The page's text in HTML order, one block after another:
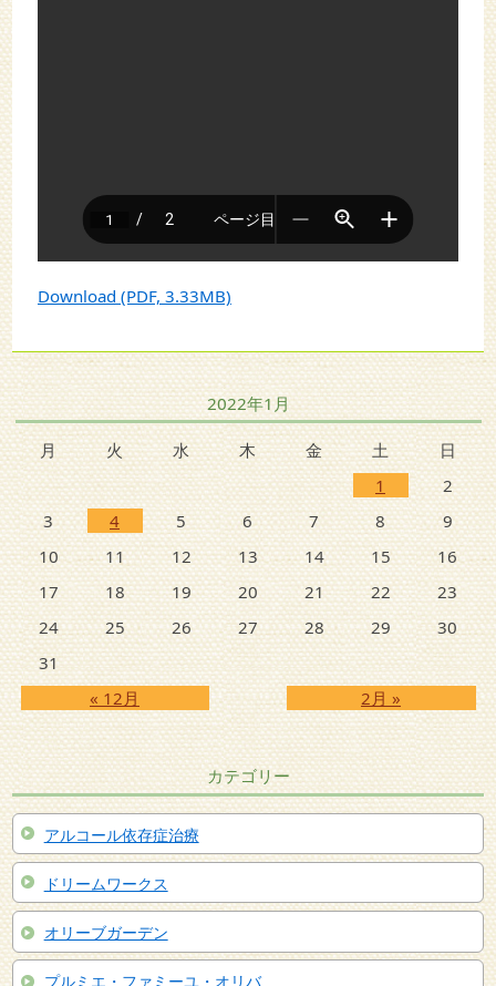
Download (PDF, 3.33MB)
2022年1月
月 火 水 木 金 土 日
« 12月 2月 »
1
2
3
4 5 6 7 8
9
10
11 12 13 14 15
16
17
18 19 20 21 22
23
24
25 26 27 28 29
30
31
カテゴリー
アルコール依存症治療
ドリームワークス
オリーブガーデン
プルミエ・ファミーユ・オリバ